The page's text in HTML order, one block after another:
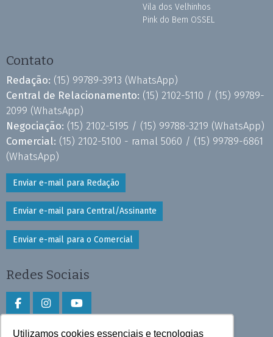
Utilizamos cookies essenciais e tecnologias
Vila dos Velhinhos
Pink do Bem OSSEL
Contato
Redação: (15) 99789-3913 (WhatsApp)
Central de Relacionamento: (15) 2102-5110 / (15) 99789-
2099 (WhatsApp)
Negociação: (15) 2102-5195 / (15) 99788-3219 (WhatsApp)
Comercial: (15) 2102-5100 - ramal 5060 / (15) 99789-6861
(WhatsApp)
Enviar e-mail para Redação
Enviar e-mail para Central/Assinante
Enviar e-mail para o Comercial
Redes Sociais